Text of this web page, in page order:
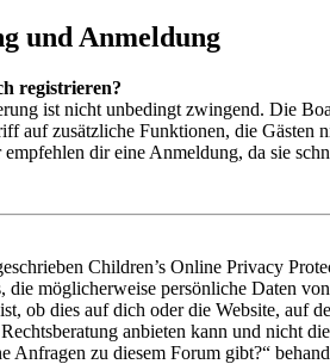
und Anmeldung
registrieren?
ist nicht unbedingt zwingend. Die
auf zusätzliche Funktionen, die Gästen
dir eine Anmeldung, da sie
Children’s Online Privacy
die möglicherweise persönliche Daten
ob dies auf dich oder die Website, auf
anbieten kann und nicht
Anfragen zu diesem Forum gibt?“